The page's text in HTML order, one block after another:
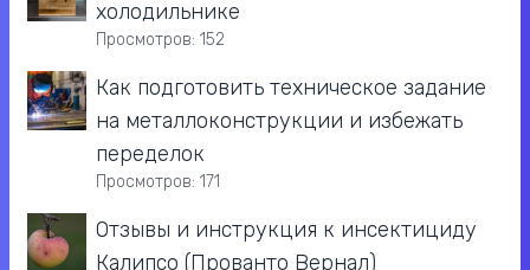
холодильнике
Просмотров: 152
Как подготовить техническое задание
на металлоконструкции и избежать
переделок
Просмотров: 171
Отзывы и инструкция к инсектициду
Калипсо (Прованто Вернал)